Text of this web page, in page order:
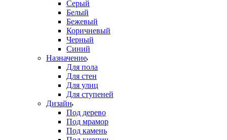
Серый
Белый
Бежевый
Коричневый
Черный
Синий
Назначение
Для пола
Для стен
Для улиц
Для ступеней
Дизайн
Под дерево
Под мрамор
Под камень